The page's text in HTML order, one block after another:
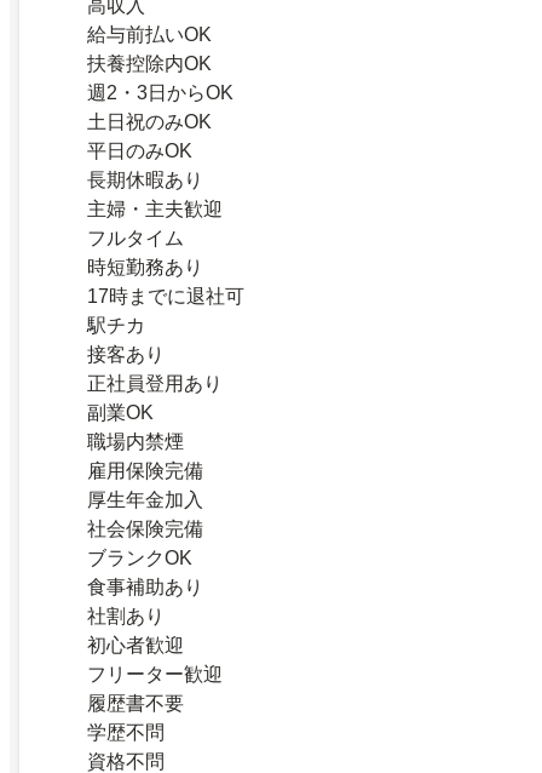
高収入
給与前払いOK
扶養控除内OK
週2・3日からOK
土日祝のみOK
平日のみOK
長期休暇あり
主婦・主夫歓迎
フルタイム
時短勤務あり
17時までに退社可
駅チカ
接客あり
正社員登用あり
副業OK
職場内禁煙
雇用保険完備
厚生年金加入
社会保険完備
ブランクOK
食事補助あり
社割あり
初心者歓迎
フリーター歓迎
履歴書不要
学歴不問
資格不問